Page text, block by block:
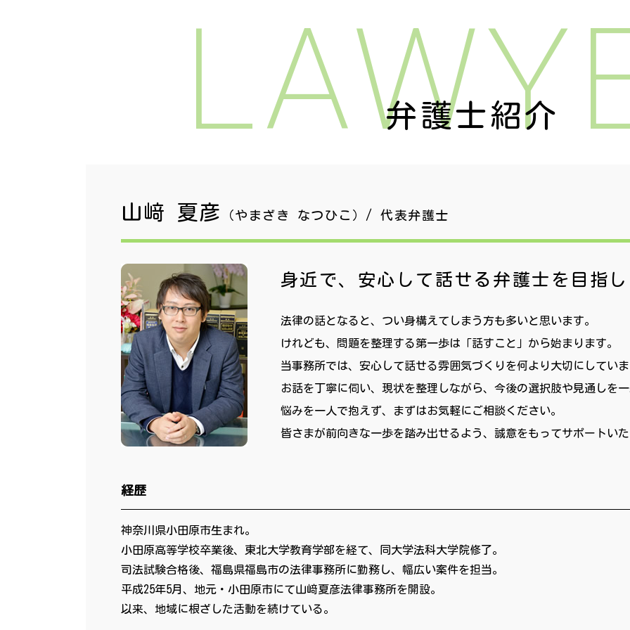
弁護士紹介
山﨑 夏彦 （やまざき なつひこ）/ 代表弁護士
身近で、安心して話せる 弁護士を目指
法律の話となると、つい身構えてしまう方も多いと思います。
けれども、問題を整理する第一歩は「話すこと」から始まります。
当事務所では、安心して話せる雰囲気づくりを何より大切にしてい
お話を丁寧に伺い、現状を整理しながら、今後の選択肢や見通しを
悩みを一人で抱えず、まずはお気軽にご相談ください。
皆さまが前向きな一歩を踏み出せるよう、誠意をもってサポートい
経歴
神奈川県小田原市生まれ。
小田原高等学校卒業後、東北大学教育学部を経て、同大学法科大学院修了。
司法試験合格後、福島県福島市の法律事務所に勤務し、幅広い案件を担当。
平成25年5月、地元・小田原市にて山﨑夏彦法律事務所を開設。
以来、地域に根ざした活動を続けている。